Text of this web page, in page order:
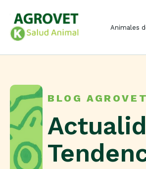
Animales
BLOG AGROVET